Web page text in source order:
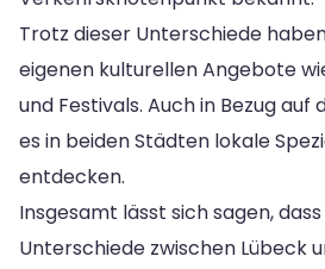
Trotz dieser Unterschiede
eigenen kulturellen Angebote
und Festivals. Auch in Bezug
es in beiden Städten lokale
entdecken.
Insgesamt lässt sich sagen,
Unterschiede zwischen Lübeck